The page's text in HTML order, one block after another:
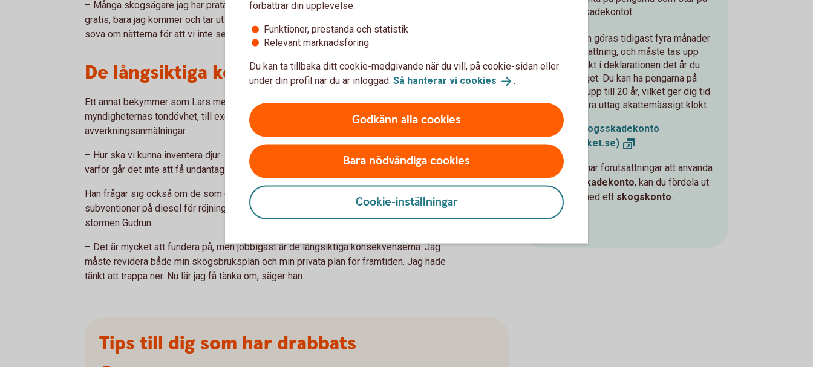
– Många skogsägare jag har pratat med är uppgivna. De säger att jag får deras virke
gratis, bara jag kommer och tar ut det. Det känns inte bra. Vi är många som har svårt att
sova om nätterna för att vi inte ser hur vi ska kunna få betalt, säger han.
De långsiktiga konsekvenserna
Ett annat bekymmer som Lars menar att stormdrabbade skogsägare brottas med är
myndigheternas tondövhet, till exempel när det gäller artinventering och
avverkningsanmälningar.
– Hur ska vi kunna inventera djur- och växtlivet i en skog som ligger platt på marken? Och
varför går det inte att få undantag från sexveckorsregeln i ett katastrofområde?
Han frågar sig också om de som drabbats av Johannes och Anna kommer få
subventioner på diesel för röjningsarbete, som de småländska skogsägarna fick efter
stormen Gudrun.
– Det är mycket att fundera på, men jobbigast är de långsiktiga konsekvenserna. Jag
måste revidera både min skogsbruksplan och min privata plan för framtiden. Jag hade
tänkt att trappa ner. Nu lär jag få tänka om, säger han.
Tips till dig som har drabbats
Skogsskadekontot.
Uttag kan göras tidigast fyra månader
efter insättning, och måste tas upp
som intäkt i deklarationen det år du
gör uttaget. Du kan ha pengarna på
kontot i upp till 20 år, vilket ger dig tid
att planera uttag skattemässigt klokt.
Mer om Skogsskadekonto
(skatteverket.se)
Om du inte har förutsättningar att använda
ett
skogsskadekonto, kan du fördela ut
intäkterna med ett skogskonto.
förbättrar din upplevelse:
Funktioner, prestanda och statistik
Relevant marknadsföring
Du kan ta tillbaka ditt cookie-medgivande när du vill, på cookie-sidan eller
under din profil när du är inloggad. Så hanterar vi cookies .
Godkänn alla cookies
Bara nödvändiga cookies
Cookie-inställningar